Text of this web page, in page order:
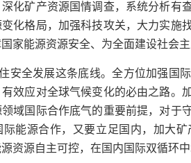
化矿产资源国情调查，系统分析有
化格局，加强科技攻关，大力实施
家能源资源安全、为全面建设社会
安全发展这条底线。全方位加强国
效应对全球气候变化的必由之路。
域国际合作底气的重要前提，对于
际能源合作，又要立足国内，加大
资源自主可控，在国内国际双循环